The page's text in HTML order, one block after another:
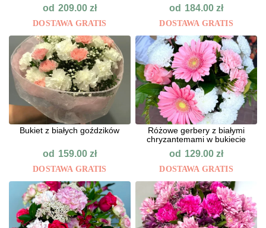
od 209.00 zł
DOSTAWA GRATIS
od 184.00zł
DOSTAWA GRATIS
Bukiet z białych goździków
od 159.00 zł
DOSTAWA GRATIS
Różowe gerbery z białymi
chryzantemami w bukiecie
od 129.00zł
DOSTAWA GRATIS